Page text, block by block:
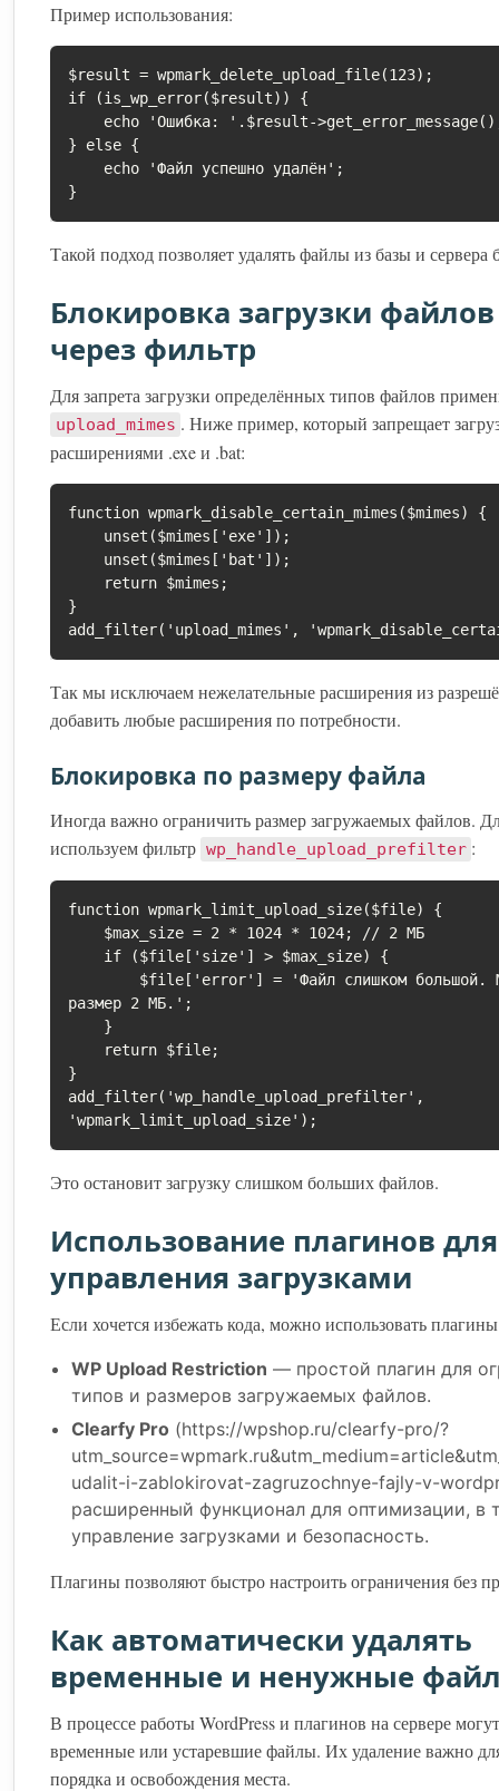
Пример использования:
$result = wpmark_delete_upload_file(123);
if (is_wp_error($result)) {
} else {
}
Такой подход позволяет удалять файлы из базы и сервера
Блокировка загрузки
через фильтр
Для запрета загрузки определённых типов файлов
upload_mimes . Ниже пример, который запрещает
расширениями .exe и .bat:
function wpmark_disable_certain_mimes($mimes) {
}
add_filter('upload_mimes',
Так мы исключаем нежелательные расширения из
добавить любые расширения по потребности.
Блокировка по размеру файла
Иногда важно ограничить размер загружаемых файлов.
используем фильтр wp_handle_upload_prefilter :
function wpmark_limit_upload_size($file) {
размер 2 МБ.';
}
add_filter('wp_handle_upload_prefilter',
'wpmark_limit_upload_size');
Это остановит загрузку слишком больших файлов.
Использование плагинов для
управления загрузками
Если хочется избежать кода, можно использовать
WP Upload Restriction — простой плагин для
типов и размеров загружаемых файлов.
Clearfy Pro (https://wpshop.ru/clearfy-pro/?
udalit-i-zablokirovat-zagruzochnye-fajly-v-
расширенный функционал для оптимизации, в
управление загрузками и безопасность.
Плагины позволяют быстро настроить ограничения без
Как автоматически удалять
временные и ненужные
В процессе работы WordPress и плагинов на сервере
временные или устаревшие файлы. Их удаление важно
порядка и освобождения места.